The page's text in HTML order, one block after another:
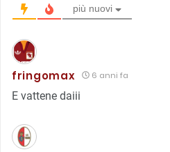
più nuovi
fringomax 6 anni fa
E vattene daiii